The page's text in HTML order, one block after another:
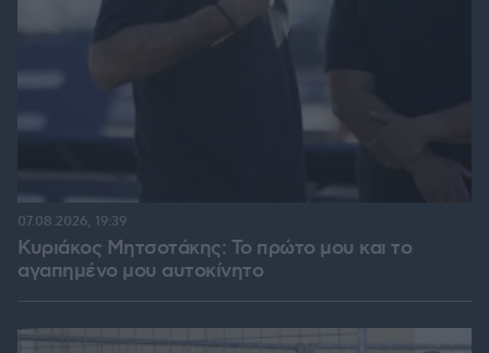
Κυριάκος Μητσοτάκης: Το πρώτο μου και το
αγαπημένο μου αυτοκίνητο
07.08.2026, 19:39